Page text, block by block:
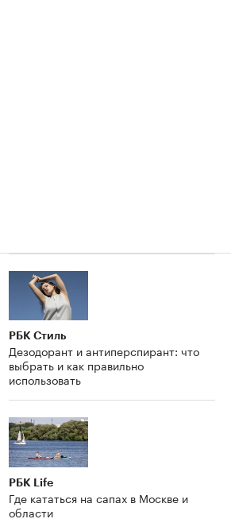
РБК Стиль
Дезодорант и антиперспирант: что
выбрать и как правильно
использовать
РБК Life
Где кататься на сапах в Москве и
области